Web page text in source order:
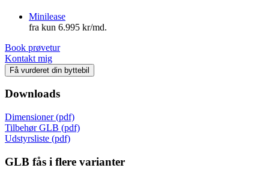
Minilease
fra kun 6.995 kr/md.
Book prøvetur
Kontakt mig
Få vurderet din byttebil
Downloads
Dimensioner (pdf)
Tilbehør GLB (pdf)
Udstyrsliste (pdf)
GLB fås i flere varianter